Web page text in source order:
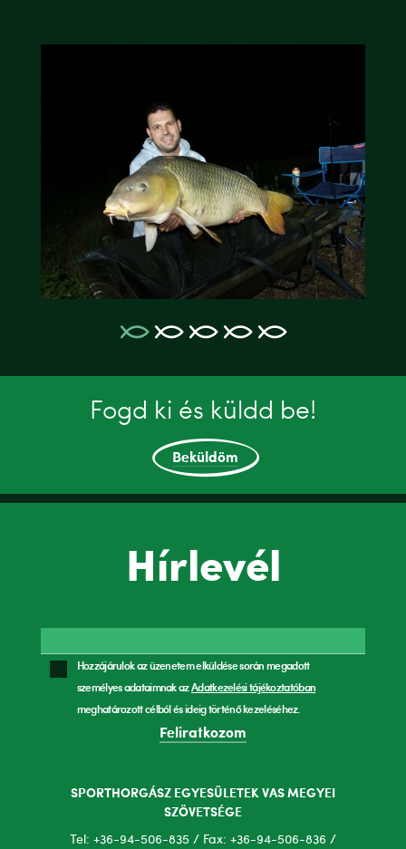
Fogd ki és küldd be!
Beküldöm
Hírlevél
Hozzájárulok az üzenetem elküldése során megadott
személyes adataimnak azAdatkezelési tájékoztatóban
meghatározott célból és ideig történő kezeléséhez.
Feliratkozom
SPORTHORGÁSZ EGYESÜLETEK VAS MEGYEI
SZÖVETSÉGE
Tel: +36-94-506-835 / Fax: +36-94-506-836 /